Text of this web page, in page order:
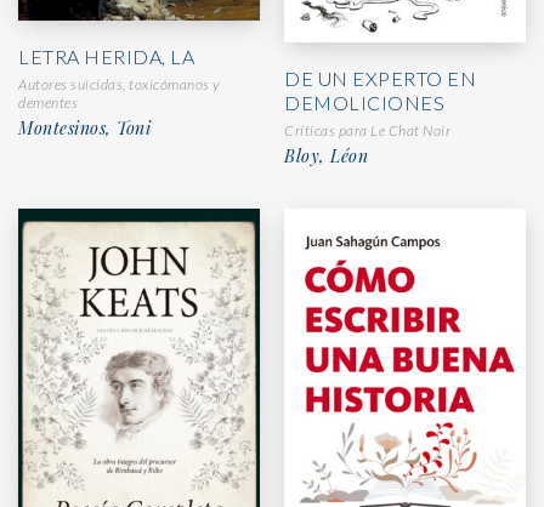
LETRA HERIDA, LA
Autores suicidas, toxicómanos y
dementes
Montesinos, Toni
DE UN EXPERTO EN
DEMOLICIONES
Críticas para Le Chat Noir
Bloy, Léon